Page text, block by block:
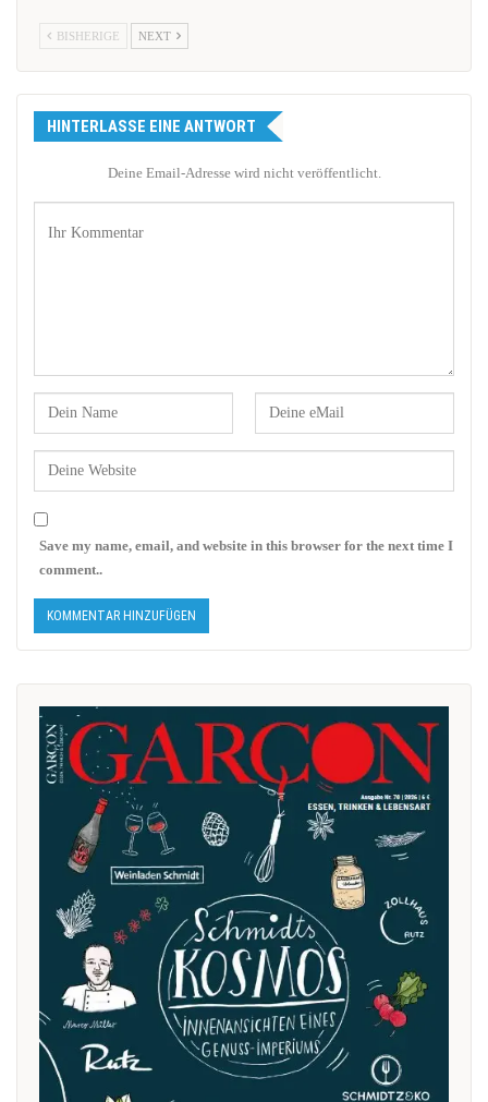
BISHERIGE NEXT
HINTERLASSE EINE ANTWORT
Deine Email-Adresse wird nicht veröffentlicht.
Save my name, email, and website in this browser for the next time I
comment..